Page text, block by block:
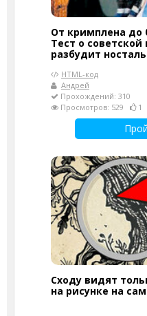
От кримплена до
Тест о
разбудит
HTML-код
Андрей
Прохождений: 310
Просмотров: 529
1
Сходу видят
на рисунке на